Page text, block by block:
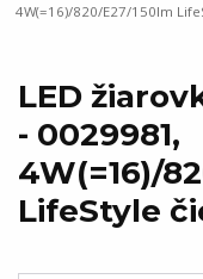
4W(=16)/820/E27/150lm
LED
- 0029981,
4W(=16)/
LifeStyle